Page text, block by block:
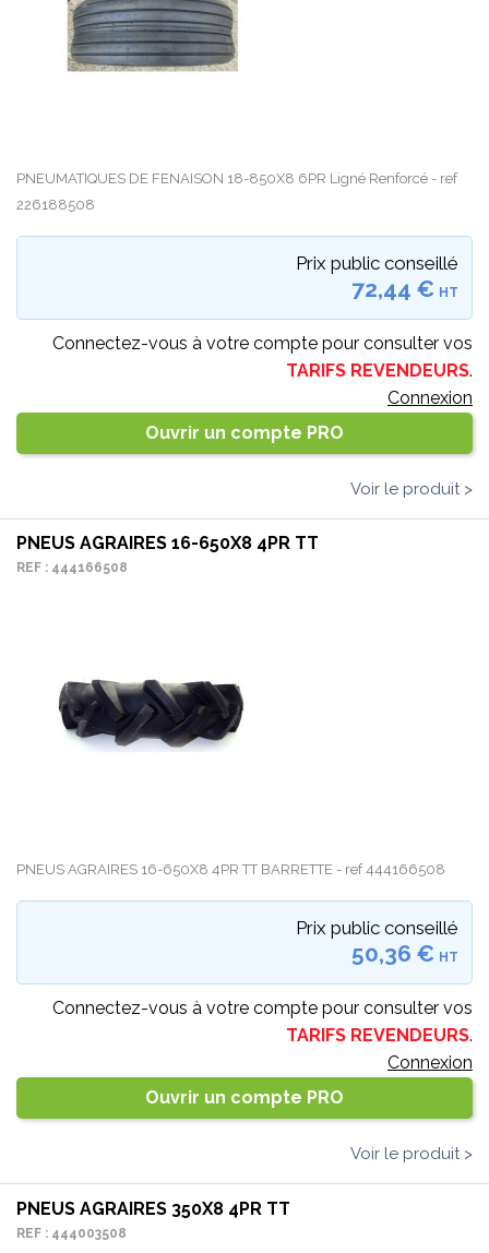
PNEUMATIQUES DE FENAISON 18-850X8 6PR Ligné Renforcé - ref
226188508
Prix public conseillé
72,44 € HT
Connectez-vous à votre compte pour consulter vos
TARIFS REVENDEURS.
Connexion
Ouvrir un compte PRO
Voir le produit >
PNEUS AGRAIRES 16-650X8 4PR TT
REF : 444166508
PNEUS AGRAIRES 16-650X8 4PR TT BARRETTE - ref 444166508
Prix public conseillé
50,36 € HT
Connectez-vous à votre compte pour consulter vos
TARIFS REVENDEURS.
Connexion
Ouvrir un compte PRO
Voir le produit >
PNEUS AGRAIRES 350X8 4PR TT
REF : 444003508